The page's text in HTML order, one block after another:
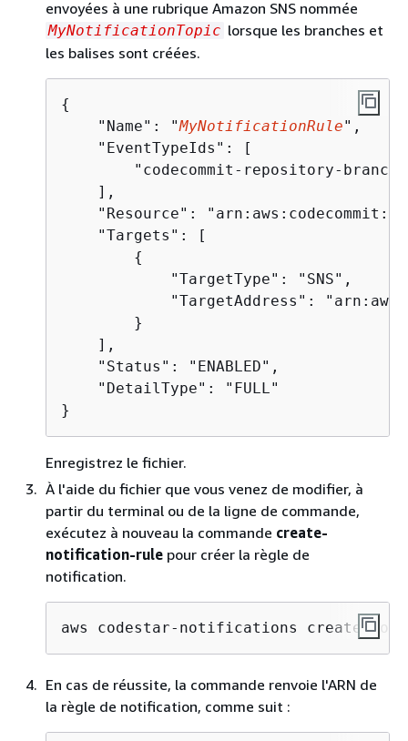
envoyées à une rubrique Amazon SNS nommée
MyNotificationTopic lorsque les branches et
les balises sont créées.
{
    "Name": "
MyNotificationRule",
    "EventTypeIds": [
"codecommit-repository-
    ],
    "Resource": "arn:aws:codecommit:
    "Targets": [
{
            "TargetType": "SNS",
"TargetAddress":
        }
    ],
    "Status": "ENABLED",
    "DetailType": "FULL"
}
Enregistrez le fichier.
À l'aide du fichier que vous venez de modifier, à
partir du terminal ou de la ligne de commande,
exécutez à nouveau la commande create-
notification-rule pour créer la règle de
notification.
aws codestar-notifications
En cas de réussite, la commande renvoie l'ARN de
la règle de notification, comme suit :